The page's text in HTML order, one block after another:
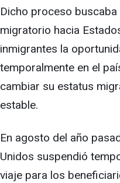
Dicho proceso
migratorio hacia
inmigrantes la
temporalmente en el
cambiar su estatus
estable.
En agosto del año
Unidos suspendió
viaje para los